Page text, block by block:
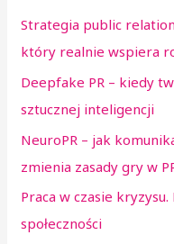
Strategia public
który realnie wspiera
Deepfake PR – kiedy
sztucznej inteligencji
NeuroPR – jak
zmienia zasady gry w
Praca w czasie
społeczności